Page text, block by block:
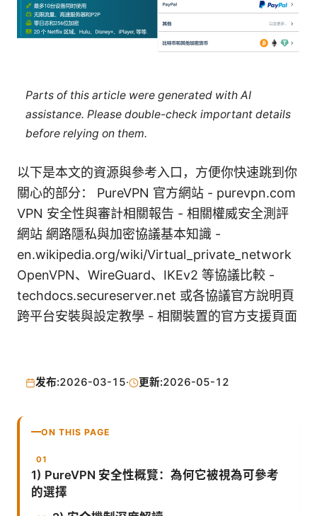
Parts of this article were generated with AI
assistance. Please double-check important details
before relying on them.
以下是本文的資源與參考入口，方便你快速跳到你
關心的部分： PureVPN 官方網站 - purevpn.com
VPN 安全性與審計相關報告 - 相關權威安全測評
網站 網路隱私與加密協議基本知識 -
en.wikipedia.org/wiki/Virtual_private_network
OpenVPN、WireGuard、IKEv2 等協議比較 -
techdocs.secureserver.net 或各協議官方說明頁
跨平台安裝與設定教學 - 相關裝置的官方支援頁面
发布:2026-03-15· 更新:2026-05-12
ON THIS PAGE
1) PureVPN 安全性概覽：為何它被視為可參考
的選擇